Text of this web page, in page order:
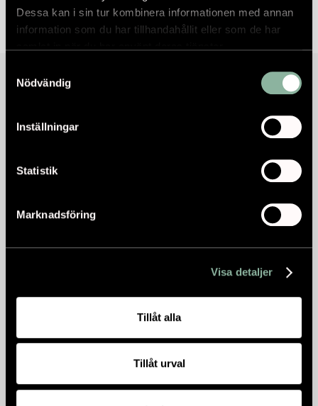
Dessa kan i sin tur kombinera informationen med annan
information som du har tillhandahållit eller som de har
Nödvändig
Inställningar
Statistik
Marknadsföring
Visa detaljer
Tillåt alla
Tillåt urval
Att bygga i det redan byggda
Gamla byggnader har i många fall kvaliteter både vad
gäller material och gestaltning som ska bevaras, de
byggda efter nya krav och önskemål, är därför en
huvuduppgift för hela byggbranschen.